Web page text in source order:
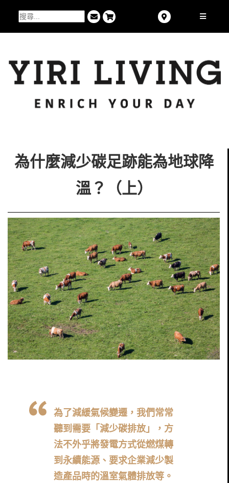
為什麼減少碳足跡能為地球降
溫？（上）
為了減緩氣候變遷，我們常常
聽到需要「減少碳排放」，方
法不外乎將發電方式從燃煤轉
到永續能源、要求企業減少製
造產品時的溫室氣體排放等。